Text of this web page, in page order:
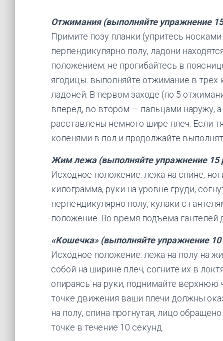
Отжимания (выполняйте упражнение
Примите позу планки (упритесь
перпендикулярно полу, ладони
положением: не прогибайтесь в
ягодицы. выполняйте отжимание в
ладоней. В первом заходе (по 5
вперед, во втором — пальцами наружу,
расставлены немного шире плеч. Если
коленями в пол и продолжайте
Жим лежа (выполняйте упражнение 15
Исходное положение: лежа на спине,
килограмма, руки на уровне груди,
перпендикулярно полу, кулаки с
положение. Во время подъема гантелей
«Кошечка» (выполняйте упражнение
Исходное положение: лежа на полу на
собой на ширине плеч, согните их в
опираясь на руки, поднимайте верхнюю
точке движения ваши плечи должны
на полу, спина прогнутая, лицо
точке в течение 10 секунд.